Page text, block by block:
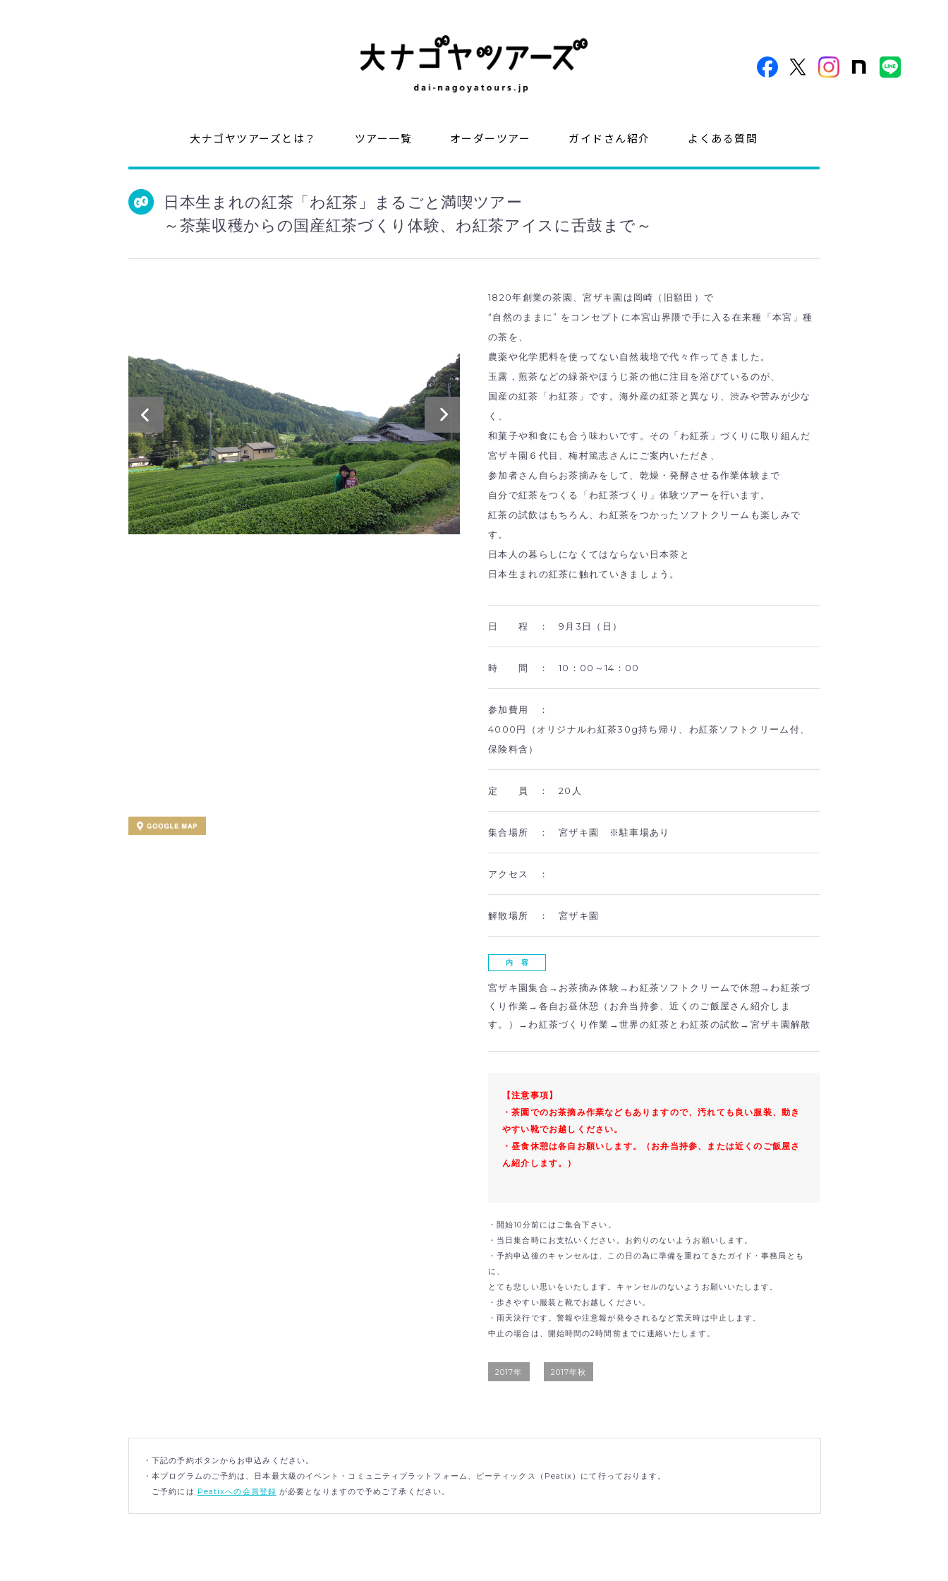
大ナゴヤツアーズとは？ ツアー一覧 オーダーツアー ガイドさん紹介 よくある質問
日本生まれの紅茶「わ紅茶」まるごと満喫ツアー
～茶葉収穫からの国産紅茶づくり体験、わ紅茶アイスに舌鼓まで～
1820年創業の茶園、宮ザキ園は岡崎（旧額田）で
“自然のままに” をコンセプトに本宮山界隈で手に入る在来種「本宮」種
の茶を、
農薬や化学肥料を使ってない自然栽培で代々作ってきました。
玉露，煎茶などの緑茶やほうじ茶の他に注目を浴びているのが、
国産の紅茶「わ紅茶」です。海外産の紅茶と異なり、渋みや苦みが少な
く、
和菓子や和食にも合う味わいです。その「わ紅茶」づくりに取り組んだ
宮ザキ園６代目、梅村篤志さんにご案内いただき、
参加者さん自らお茶摘みをして、乾燥・発酵させる作業体験まで
自分で紅茶をつくる「わ紅茶づくり」体験ツアーを行います。
紅茶の試飲はもちろん、わ紅茶をつかったソフトクリームも楽しみで
す。
日本人の暮らしになくてはならない日本茶と
日本生まれの紅茶に触れていきましょう。
日 程 ：9月3日（日）
時 間 ：10：00～14：00
参加費用 ：
4000円（オリジナルわ紅茶30g持ち帰り、わ紅茶ソフトクリーム付、
保険料含）
定 員 ：20人
集合場所 ：宮ザキ園 ※駐車場あり
アクセス ：
解散場所 ：宮ザキ園
内 容
宮ザキ園集合→お茶摘み体験→わ紅茶ソフトクリームで休憩→わ紅茶づ
くり作業→各自お昼休憩（お弁当持参、近くのご飯屋さん紹介しま
す。）→わ紅茶づくり作業→世界の紅茶とわ紅茶の試飲→宮ザキ園解散
【注意事項】
・茶園でのお茶摘み作業などもありますので、汚れても良い服装、動き
やすい靴でお越しください。
・昼食休憩は各自お願いします。（お弁当持参、または近くのご飯屋さ
ん紹介します。）
・開始10分前にはご集合下さい。
・当日集合時にお支払いください。お釣りのないようお願いします。
・予約申込後のキャンセルは、この日の為に準備を重ねてきたガイド・事務局とも
に、
とても悲しい思いをいたします。キャンセルのないようお願いいたします。
・歩きやすい服装と靴でお越しください。
・雨天決行です。警報や注意報が発令されるなど荒天時は中止します。
中止の場合は、開始時間の2時間前までに連絡いたします。
2017年 2017年秋
・下記の予約ボタンからお申込みください。
・本プログラムのご予約は、日本最大級のイベント・コミュニティプラットフォーム、ピーティックス（Peatix）にて行っております。
ご予約には Peatixへの会員登録 が必要となりますので予めご了承ください。